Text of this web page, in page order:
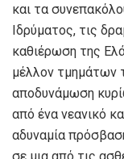
και τα
Ιδρύματος, τις
καθιέρωση της
μέλλον τμημάτων
αποδυνάμωση
από ένα νεανικό
αδυναμία